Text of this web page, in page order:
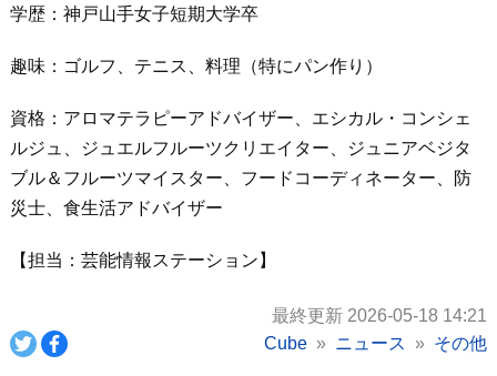
学歴：神戸山手女子短期大学卒
趣味：ゴルフ、テニス、料理（特にパン作り）
資格：アロマテラピーアドバイザー、エシカル・コンシェ
ルジュ、ジュエルフルーツクリエイター、ジュニアベジタ
ブル＆フルーツマイスター、フードコーディネーター、防
災士、食生活アドバイザー
【担当：芸能情報ステーション】
最終更新 2026-05-18 14:21
Cube
ニュース その他